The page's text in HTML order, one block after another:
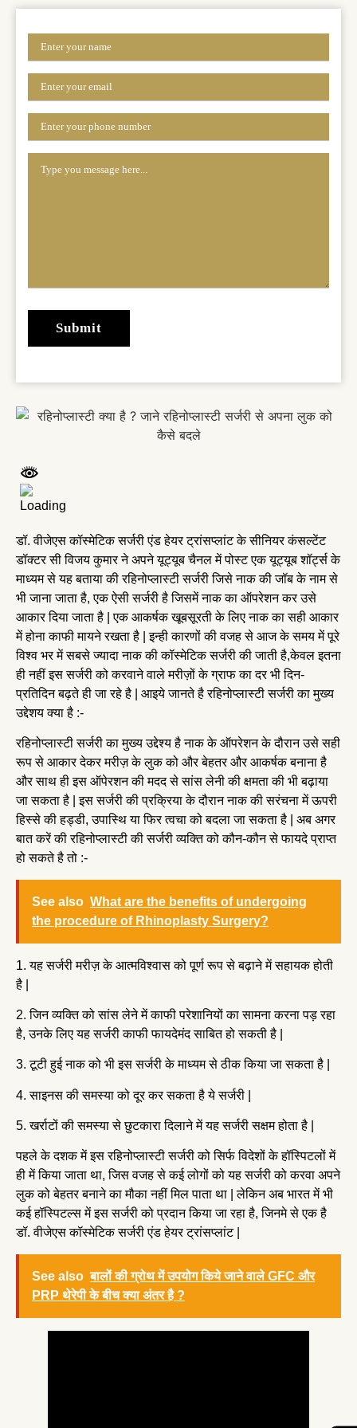
डॉ. वीजेएस कॉस्मेटिक सर्जरी एंड हेयर ट्रांसप्लांट के सीनियर कंसल्टेंट
डॉक्टर सी विजय कुमार ने अपने यूट्यूब चैनल में पोस्ट एक यूट्यूब शॉर्ट्स के
माध्यम से यह बताया की रहिनोप्लास्टी सर्जरी जिसे नाक की जॉब के नाम से
भी जाना जाता है, एक ऐसी सर्जरी है जिसमें नाक का ऑपरेशन कर उसे
आकार दिया जाता है | एक आकर्षक खूबसूरती के लिए नाक का सही आकार
में होना काफी मायने रखता है | इन्ही कारणों की वजह से आज के समय में पूरे
विश्व भर में सबसे ज्यादा नाक की कॉस्मेटिक सर्जरी की जाती है,केवल इतना
ही नहीं इस सर्जरी को करवाने वाले मरीज़ों के ग्राफ का दर भी दिन-
प्रतिदिन बढ़ते ही जा रहे है | आइये जानते है रहिनोप्लास्टी सर्जरी का मुख्य
उद्देशय क्या है :-
रहिनोप्लास्टी सर्जरी का मुख्य उद्देश्य है नाक के ऑपरेशन के दौरान उसे सही
रूप से आकार देकर मरीज़ के लुक को और बेहतर और आकर्षक बनाना है
और साथ ही इस ऑपेरशन की मदद से सांस लेनी की क्षमता की भी बढ़ाया
जा सकता है | इस सर्जरी की प्रक्रिया के दौरान नाक की सरंचना में ऊपरी
हिस्से की हड्डी, उपास्थि या फिर त्वचा को बदला जा सकता है | अब अगर
बात करें की रहिनोप्लास्टी की सर्जरी व्यक्ति को कौन-कौन से फायदे प्राप्त
हो सकते है तो :-
See also What are the benefits of undergoing
the procedure of Rhinoplasty Surgery?
1. यह सर्जरी मरीज़ के आत्मविश्वास को पूर्ण रूप से बढ़ाने में सहायक होती
है |
2. जिन व्यक्ति को सांस लेने में काफी परेशानियों का सामना करना पड़ रहा
है, उनके लिए यह सर्जरी काफी फायदेमंद साबित हो सकती है |
3. टूटी हुई नाक को भी इस सर्जरी के माध्यम से ठीक किया जा सकता है |
4. साइनस की समस्या को दूर कर सकता है ये सर्जरी |
5. खर्राटों की समस्या से छुटकारा दिलाने में यह सर्जरी सक्षम होता है |
पहले के दशक में इस रहिनोप्लास्टी सर्जरी को सिर्फ विदेशों के हॉस्पिटलों में
ही में किया जाता था, जिस वजह से कई लोगों को यह सर्जरी को करवा अपने
लुक को बेहतर बनाने का मौका नहीं मिल पाता था | लेकिन अब भारत में भी
कई हॉस्पिटल्स में इस सर्जरी को प्रदान किया जा रहा है, जिनमे से एक है
डॉ. वीजेएस कॉस्मेटिक सर्जरी एंड हेयर ट्रांसप्लांट |
See also बालों की ग्रोथ में उपयोग किये जाने वाले GFC और
PRP थेरेपी के बीच क्या अंतर है ?